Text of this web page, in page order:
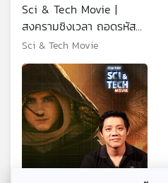
Sci & Tech Movie |
สงครามชิงเวลา ถอดรหัส
ความซับซ้อนใน TENET
Sci & Tech Movie